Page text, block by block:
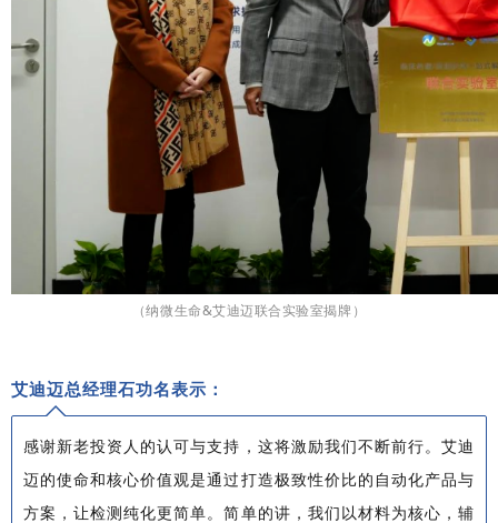
（纳微生命&艾迪迈联合实验室揭牌）
艾迪迈总经理石功名表示：
感谢新老投资人的认可与支持，这将激励我们不断前行。艾迪
迈的使命和核心价值观是通过打造极致性价比的自动化产品与
方案，让检测纯化更简单。简单的讲，我们以材料为核心，辅